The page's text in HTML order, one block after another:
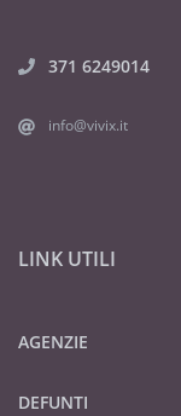
371 6249014
info@vivix.it
LINK UTILI
AGENZIE
DEFUNTI